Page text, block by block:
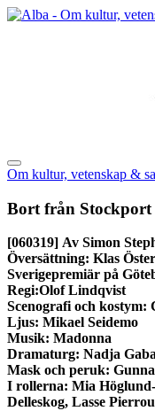
Om kultur, vetenskap &
Bort från Stockport
[060319] Av Simon
Översättning: Klas
Sverigepremiär på
Regi:Olof Lindqvist
Scenografi och
Ljus: Mikael Seidemo
Musik: Madonna
Dramaturg: Nadja
Mask och peruk:
I rollerna: Mia
Delleskog, Lasse